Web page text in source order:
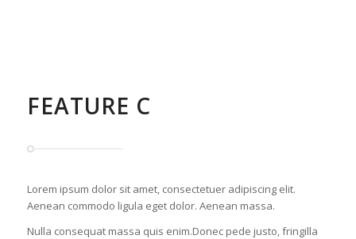
FEATURE C
Lorem ipsum dolor sit amet, consectetuer adipiscing elit.
Aenean commodo ligula eget dolor. Aenean massa.
Nulla consequat massa quis enim.Donec pede justo, fringilla